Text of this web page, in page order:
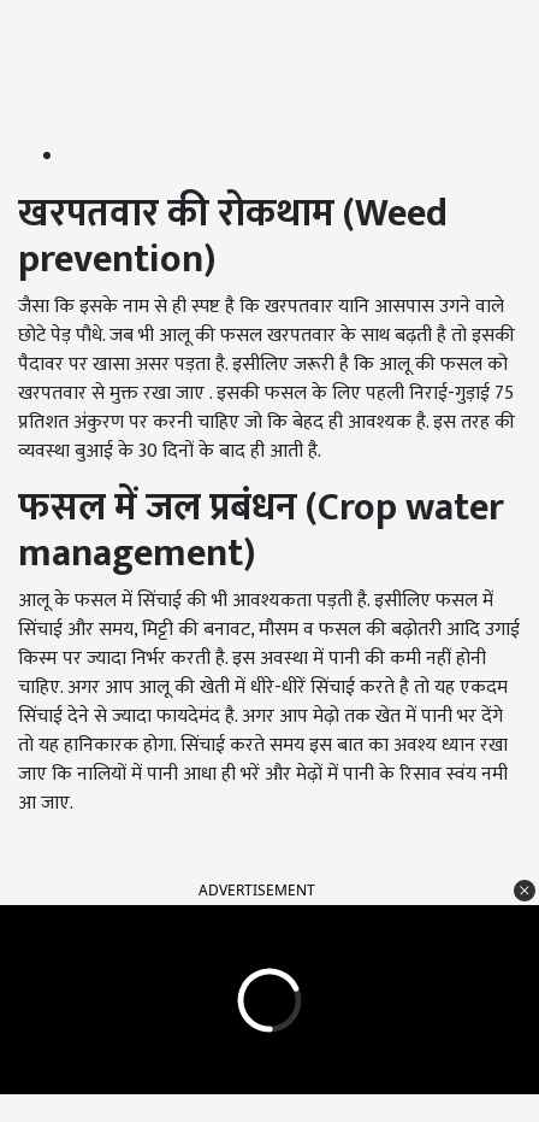
खरपतवार की रोकथाम (Weed
prevention)
जैसा कि इसके नाम से ही स्पष्ट है कि खरपतवार यानि आसपास उगने वाले
छोटे पेड़ पौधे. जब भी आलू की फसल खरपतवार के साथ बढ़ती है तो इसकी
पैदावर पर खासा असर पड़ता है. इसीलिए जरूरी है कि आलू की फसल को
खरपतवार से मुक्त रखा जाए . इसकी फसल के लिए पहली निराई-गुड़ाई 75
प्रतिशत अंकुरण पर करनी चाहिए जो कि बेहद ही आवश्यक है. इस तरह की
व्यवस्था बुआई के 30 दिनों के बाद ही आती है.
फसल में जल प्रबंधन (Crop water
management)
आलू के फसल में सिंचाई की भी आवश्यकता पड़ती है. इसीलिए फसल में
सिंचाई और समय, मिट्टी की बनावट, मौसम व फसल की बढ़ोतरी आदि उगाई
किस्म पर ज्यादा निर्भर करती है. इस अवस्था में पानी की कमी नहीं होनी
चाहिए. अगर आप आलू की खेती में धीरे-धीरें सिंचाई करते है तो यह एकदम
सिंचाई देने से ज्यादा फायदेमंद है. अगर आप मेढ़ो तक खेत में पानी भर देंगे
तो यह हानिकारक होगा. सिंचाई करते समय इस बात का अवश्य ध्यान रखा
जाए कि नालियों में पानी आधा ही भरें और मेढ़ों में पानी के रिसाव स्वंय नमी
आ जाए.
ADVERTISEMENT